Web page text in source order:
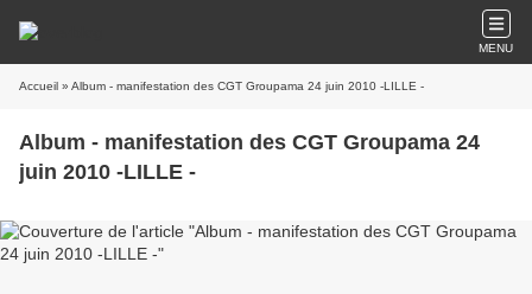
MENU
Accueil » Album - manifestation des CGT Groupama 24 juin 2010 -LILLE -
Album - manifestation des CGT Groupama 24
juin 2010 -LILLE -